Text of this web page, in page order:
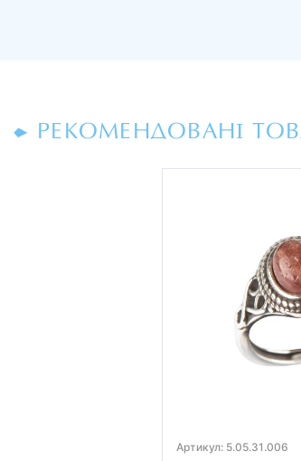
РЕКОМЕНДОВАНІ
Артикул: 5.05.31.006